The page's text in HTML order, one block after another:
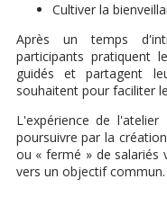
Cultiver la
Après un temps
participants pratiquent
guidés et partagent
souhaitent pour faciliter
L'expérience de
poursuivre par la
ou « fermé » de salariés
vers un objectif commun.